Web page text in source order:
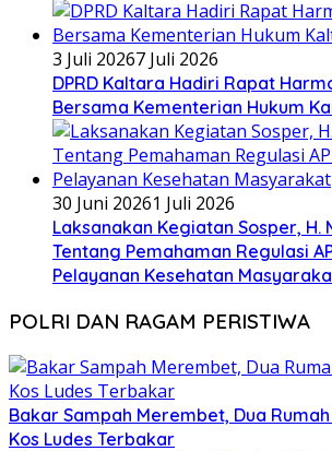
3 Juli 20267 Juli 2026
DPRD Kaltara Hadiri Rapat
Bersama Kementerian Hukum
30 Juni 20261 Juli 2026
Laksanakan Kegiatan Sosper, H.
Tentang Pemahaman Regulasi
Pelayanan Kesehatan
POLRI DAN RAGAM PERISTIWA
Bakar Sampah Merembet, Dua
Kos Ludes Terbakar